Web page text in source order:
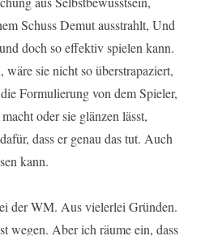
Schuss Demut ausstrahlt, Und
doch so effektiv spielen kann.
sie nicht so überstrapaziert,
Formulierung von dem Spieler,
oder sie glänzen lässt,
dass er genau das tut. Auch
kann.
der WM. Aus vielerlei Gründen.
wegen. Aber ich räume ein, dass